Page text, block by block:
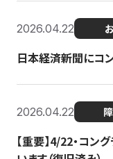
2026.04.22
日本経済新聞にコ
2026.04.22
【重要】4/22・コン